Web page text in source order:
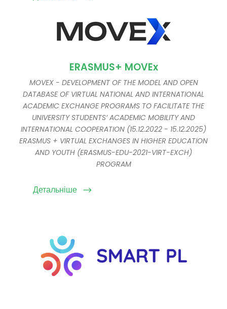
ERASMUS+ MOVEx
MOVEX - DEVELOPMENT OF THE MODEL AND OPEN
DATABASE OF VIRTUAL NATIONAL AND INTERNATIONAL
ACADEMIC EXCHANGE PROGRAMS TO FACILITATE THE
UNIVERSITY STUDENTS’ ACADEMIC MOBILITY AND
INTERNATIONAL COOPERATION (15.12.2022 - 15.12.2025)
ERASMUS + VIRTUAL EXCHANGES IN HIGHER EDUCATION
AND YOUTH (ERASMUS-EDU-2021-VIRT-EXCH)
PROGRAM
Детальніше